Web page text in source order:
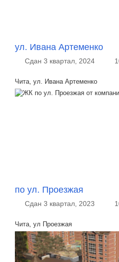
ул. Ивана Артеменко
Сдан 3 квартал, 2024
Чита, ул. Ивана Артеменко
по ул. Проезжая
Сдан 3 квартал, 2023
Чита, ул Проезжая